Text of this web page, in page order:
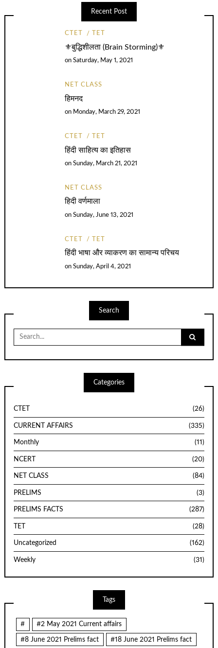
Recent Post
CTET TET
⚜️बुद्धिशीलता (Brain Storming)⚜️
onSaturday, May 1, 2021
NET CLASS
हिमनद
on Monday, March 29, 2021
CTET TET
हिंदी साहित्य का इतिहास
onSunday, March 21, 2021
NET CLASS
हिदी वर्णमाला
onSunday, June 13, 2021
CTET TET
हिंदी भाषा और व्याकरण का सामान्य परिचय
onSunday, April 4, 2021
Search
Search
for:
Categories
CTET (26)
CURRENT AFFAIRS (335)
Monthly (11)
NCERT (20)
NET CLASS (84)
PRELIMS (3)
PRELIMS FACTS (287)
TET (28)
Uncategorized (162)
Weekly (31)
Tags
# #2 May 2021 Current affairs
#8 June 2021 Prelims fact #18 June 2021 Prelims fact